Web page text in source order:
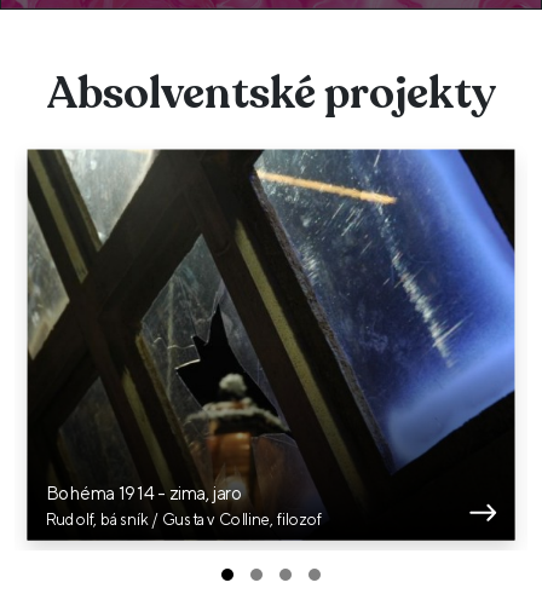
Absolventské projekty
Bohéma 1914 - zima, jaro
Rudolf, básník / Gustav Colline, filozof